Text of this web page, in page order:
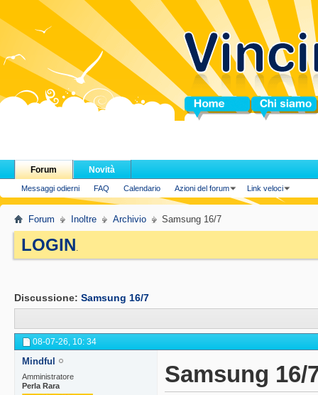
Home Chi siamo
Forum
Messaggi odierni FAQ Calendario Azioni del forum Link veloci
Novità
Forum Inoltre Archivio Samsung 16/7
LOGIN.
Discussione: Samsung 16/7
08-07-26, 10: 34
Mindful
Amministratore
Perla Rara
Samsung 16/